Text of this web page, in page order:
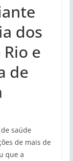
dos
e
de
saúde
de mais de
que a